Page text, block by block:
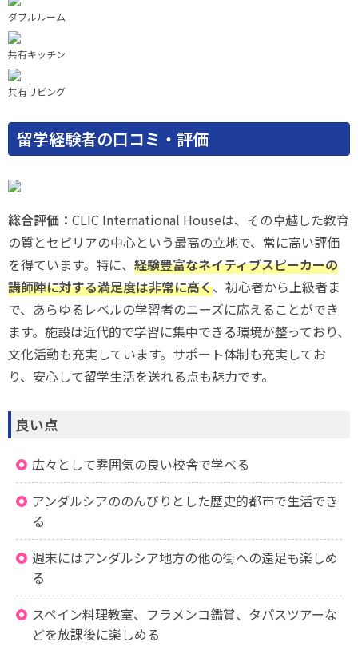
ダブルルーム
共有キッチン
共有リビング
留学経験者の口コミ・評価
総合評価： CLIC International Houseは、その卓越した教育
の質とセビリアの中心という最高の立地で、常に高い評価
を得ています。特に、 経験豊富なネイティブスピーカーの
講師陣に対する満足度は非常に高く、初心者から上級者ま
で、あらゆるレベルの学習者のニーズに応えることができ
ます。施設は近代的で学習に集中できる環境が整っており、
文化活動も充実しています。サポート体制も充実してお
り、安心して留学生活を送れる点も魅力です。
良い点
広々として雰囲気の良い校舎で学べる
アンダルシアののんびりとした歴史的都市で生活でき
る
週末にはアンダルシア地方の他の街への遠足も楽しめ
る
スペイン料理教室、フラメンコ鑑賞、タパスツアーな
どを放課後に楽しめる